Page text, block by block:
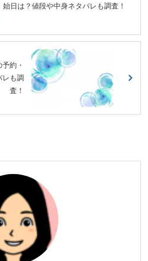
始日は？値段や中身ネタバレも調査！
約・
レも調
査！